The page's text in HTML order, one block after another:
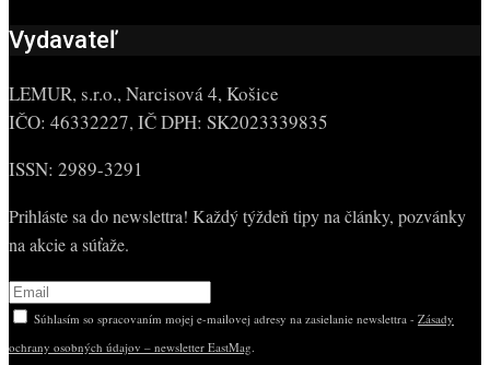
Vydavateľ
LEMUR, s.r.o., Narcisová 4, Košice
IČO: 46332227, IČ DPH: SK2023339835
ISSN: 2989-3291
Prihláste sa do newslettra! Každý týždeň tipy na články, pozvánky
na akcie a súťaže.
Súhlasím so spracovaním mojej e-mailovej adresy na zasielanie newslettra - Zásady
ochrany osobných údajov – newsletter EastMag